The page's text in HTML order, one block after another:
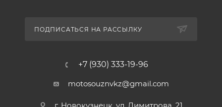
ПОДПИСАТЬСЯ НА РАССЫЛКУ
+7 (930) 333-19-96
motosouznvkz@gmail.com